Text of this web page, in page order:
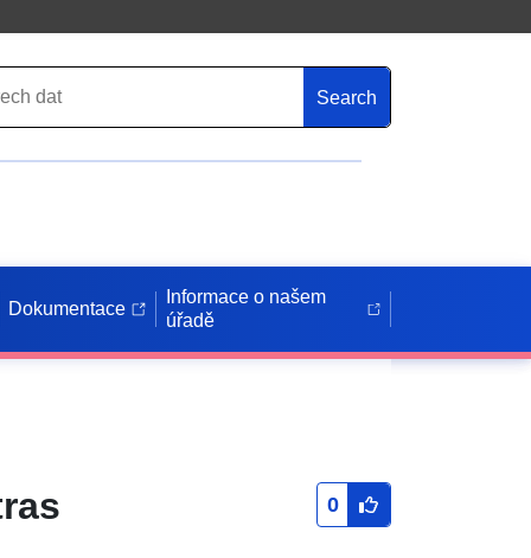
Search
Dokumentace
Informace o našem
úřadě
0